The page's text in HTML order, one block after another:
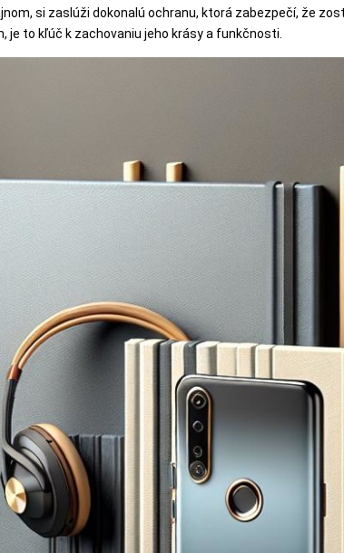
si zaslúži dokonalú ochranu, ktorá zabezpečí, že
je to kľúč k zachovaniu jeho krásy a funkčnosti.